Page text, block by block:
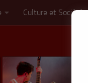
Culture et Société